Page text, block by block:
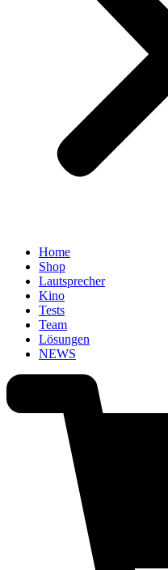
Home
Shop
Lautsprecher
Kino
Tests
Team
Lösungen
NEWS